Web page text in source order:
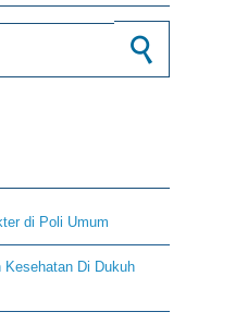
di Poli Umum
Kesehatan Di Dukuh